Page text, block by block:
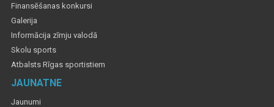
Finansēšanas konkursi
Galerija
Informācija zīmju valodā
Skolu sports
Atbalsts Rīgas sportistiem
JAUNATNE
Jaunumi